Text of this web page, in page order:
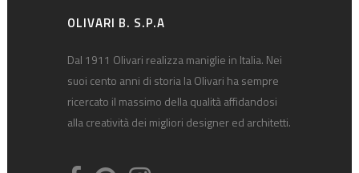
OLIVARI B. S.P.A
Dal 1911 Olivari realizza maniglie in Italia. Nei
suoi cento anni di storia la Olivari ha sempre
ricercato il massimo della qualità affidandosi
alla creatività dei migliori designer ed architetti.